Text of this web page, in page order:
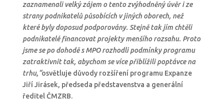
zaznamenali velký zájem o tento zvýhodněný úvěr i ze
strany podnikatelů působících v jiných oborech, než
které byly doposud podporovány. Stejně tak jím chtěli
podnikatelé financovat projekty menšího rozsahu. Proto
jsme se po dohodě s MPO rozhodli podmínky programu
zatraktivnit tak, abychom se více přiblížili poptávce na
trhu,“osvětluje důvody rozšíření programu Expanze
Jiří Jirásek, předseda představenstva a generální
ředitel ČMZRB.